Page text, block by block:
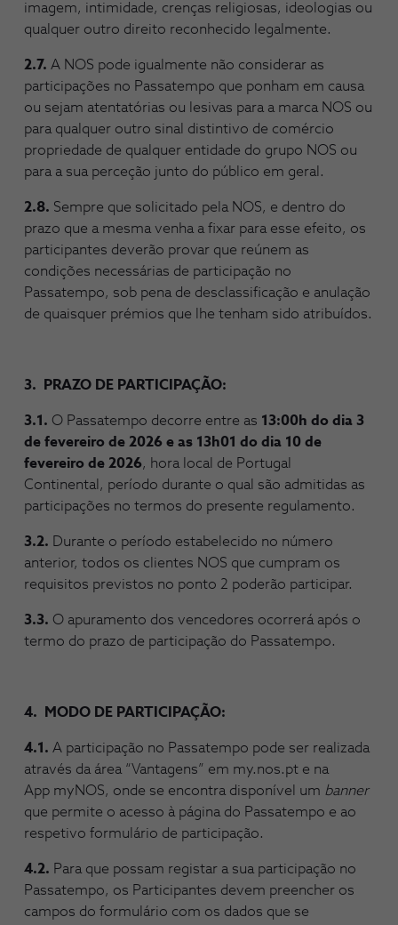
imagem, intimidade, crenças religiosas, ideologias ou
qualquer outro direito reconhecido legalmente.
2.7. A NOS pode igualmente não considerar as
participações no Passatempo que ponham em causa
ou sejam atentatórias ou lesivas para a marca NOS ou
para qualquer outro sinal distintivo de comércio
propriedade de qualquer entidade do grupo NOS ou
para a sua perceção junto do público em geral.
2.8. Sempre que solicitado pela NOS, e dentro do
prazo que a mesma venha a fixar para esse efeito, os
participantes deverão provar que reúnem as
condições necessárias de participação no
Passatempo, sob pena de desclassificação e anulação
de quaisquer prémios que lhe tenham sido atribuídos.
3. PRAZO DE PARTICIPAÇÃO:
3.1. O Passatempo decorre entre as 13:00h do dia 3
de fevereiro de 2026 e as 13h01 do dia 10 de
fevereiro de 2026, hora local de Portugal
Continental, período durante o qual são admitidas as
participações no termos do presente regulamento.
3.2.
Durante o período estabelecido no número
anterior, todos os clientes NOS que cumpram os
requisitos previstos no ponto 2 poderão participar.
3.3. O apuramento dos vencedores ocorrerá após o
termo do prazo de participação do Passatempo.
4. MODO DE PARTICIPAÇÃO:
4.1. A participação no Passatempo pode ser realizada
através da área “Vantagens” em my.nos.pt e na
App myNOS, onde se encontra disponível um banner
que permite o acesso à página do Passatempo e ao
respetivo formulário de participação.
4.2. Para que possam registar a sua participação no
Passatempo, os Participantes devem preencher os
campos do formulário com os dados que se